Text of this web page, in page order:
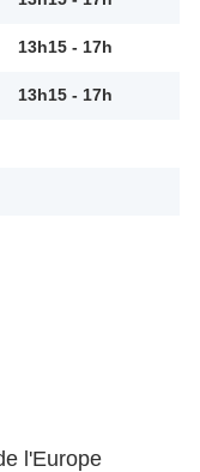
13h15 - 17h
13h15 - 17h
l'Europe